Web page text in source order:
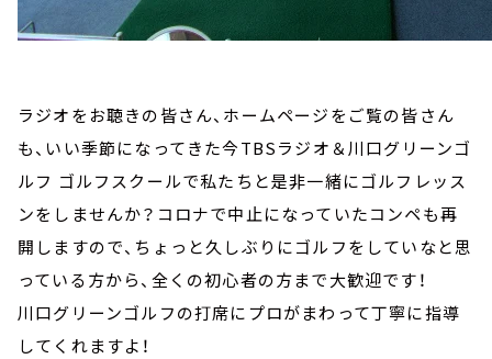
ラジオをお聴きの皆さん、ホームページをご覧の皆さん
も、いい季節になってきた今TBSラジオ＆川口グリーンゴ
ルフ ゴルフスクールで私たちと是非一緒にゴルフレッス
ンをしませんか？コロナで中止になっていたコンペも再
開しますので、ちょっと久しぶりにゴルフをしていなと思
っている方から、全くの初心者の方まで大歓迎です！
川口グリーンゴルフの打席にプロがまわって丁寧に指導
してくれますよ！